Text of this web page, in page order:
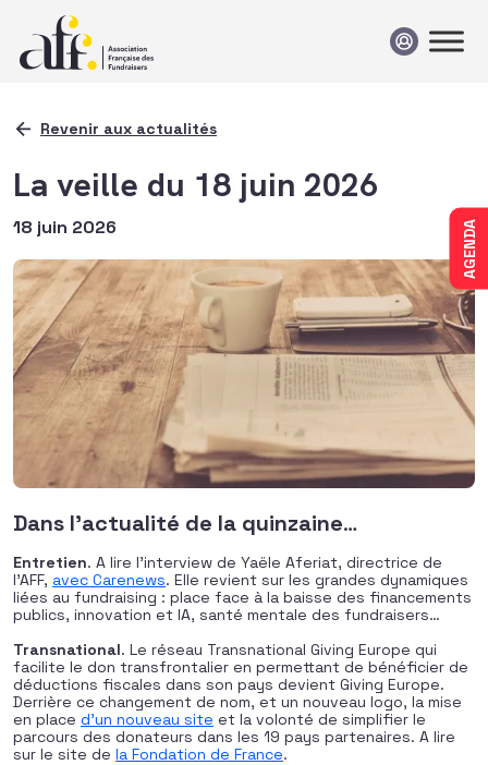
AGENDA
Revenir aux actualités
La veille du 18 juin 2026
18 juin 2026
Dans l’actualité de la quinzaine…
Entretien. A lire l’interview de Yaële Aferiat, directrice de
l’AFF, avec Carenews. Elle revient sur les grandes dynamiques
liées au fundraising : place face à la baisse des financements
publics, innovation et IA, santé mentale des fundraisers…
Transnational. Le réseau Transnational Giving Europe qui
facilite le don transfrontalier en permettant de bénéficier de
déductions fiscales dans son pays devient Giving Europe.
Derrière ce changement de nom, et un nouveau logo, la mise
en place d’un nouveau site et la volonté de simplifier le
parcours des donateurs dans les 19 pays partenaires. A lire
sur le site de la Fondation de France.